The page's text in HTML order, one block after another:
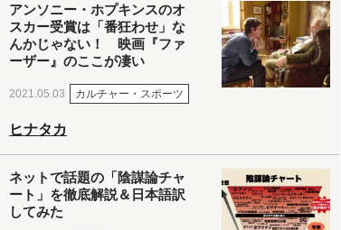
アンソニー・ホプキンスのオ
スカー受賞は「番狂わせ」な
んかじゃない！ 映画『ファ
ーザー』のここが凄い
2021.05.03 カルチャー・スポーツ
ヒナタカ
ネットで話題の「陰謀論チャ
ート」を徹底解説＆日本語訳
してみた